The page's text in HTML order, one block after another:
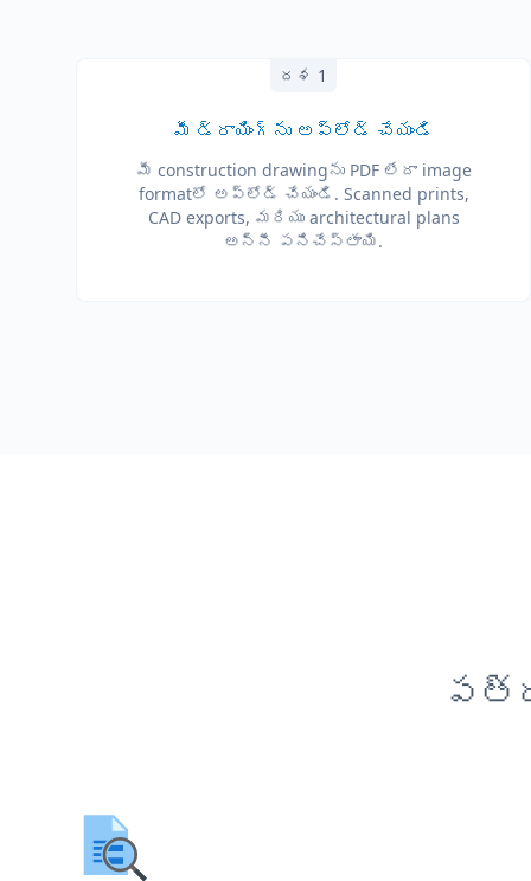
దశ 1
మీ డ్రాయింగ్‌ను అప్‌లోడ్ చేయండి
మీ construction drawing‌ను PDF లేదా image
format‌లో అప్‌లోడ్ చేయండి. Scanned prints,
CAD exports, మరియు architectural plans
అన్నీ పనిచేస్తాయి.